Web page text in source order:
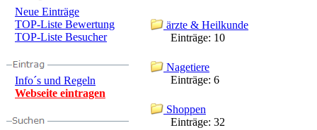
Neue Einträge
TOP-Liste Bewertung
TOP-Liste Besucher
Info´s und Regeln
Webseite eintragen
ärzte & Heilkunde
Einträge: 10
Nagetiere
Einträge: 6
Shoppen
Einträge: 32